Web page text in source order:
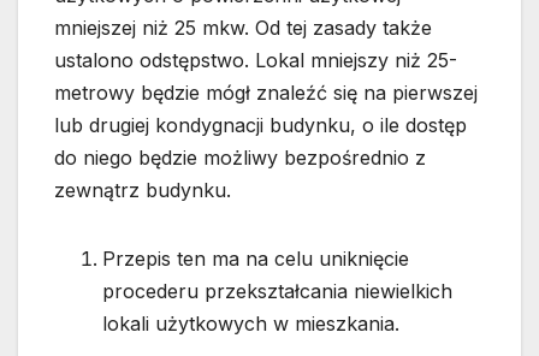
mniejszej niż 25 mkw. Od tej zasady także
ustalono odstępstwo. Lokal mniejszy niż 25-
metrowy będzie mógł znaleźć się na pierwszej
lub drugiej kondygnacji budynku, o ile dostęp
do niego będzie możliwy bezpośrednio z
zewnątrz budynku.
Przepis ten ma na celu uniknięcie
procederu przekształcania niewielkich
lokali użytkowych w mieszkania.